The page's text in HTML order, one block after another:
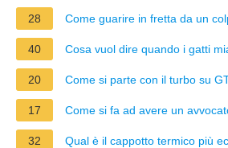
28
Come guarire in fretta da un
40 Cosa vuol dire quando i gatti
20 Come si parte con il turbo su
17 Come si fa ad avere un
32 Qual è il cappotto termico più